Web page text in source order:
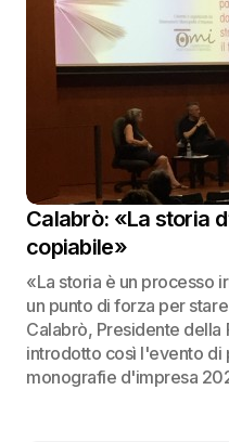
Calabrò: «La storia
copiabile»
«La storia è un processo
un punto di forza per
Calabrò, Presidente della
introdotto così l'evento
monografie d'impresa